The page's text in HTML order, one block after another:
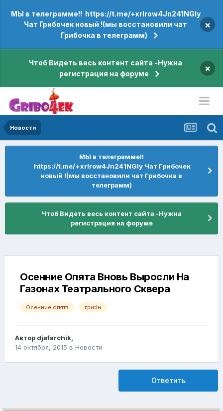
МЫ в телеграмме!! https://t.me/+xrIrow4Jn241NGIy
Чат Грибочек новый !(мы восстановили чат
Грибочка в телеграмм)
×
Чтоб Видеть весь контент сайта -Нужна
регистрация на форуме
×
Новости
МЫ в телеграмме!!
https://t.me/+xrIrow4Jn241NGIy Чат Грибочек
новый !(мы восстановили чат Грибочка в
телеграмм)
Чтоб Видеть весь контент сайта -Нужна
регистрация на форуме
Осенние Опята Вновь Выросли На
Газонах Театрального Сквера
Осенние опята грибы
Автор djafarchik,
14 октября, 2015 в Новости
Ответить